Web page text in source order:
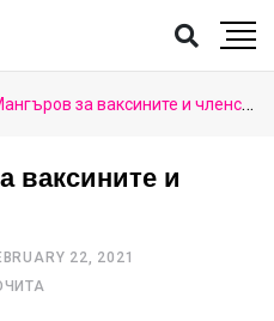
за ваксините и членството в АБВ!
ваксините и
22, 2021